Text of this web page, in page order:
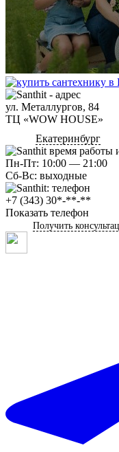
ул. Металлургов, 84
ТЦ «WOW HOUSE»
Екатеринбург
Пн-Пт: 10:00 — 21:00
Сб-Вс: выходные
+7 (343) 30*-**-**
Показать телефон
Получить